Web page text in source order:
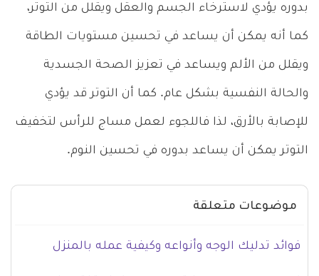
بدوره يؤدي لاسترخاء الجسم والعقل ويقلل من التوتر،
كما أنه يمكن أن يساعد في تحسين مستويات الطاقة
ويقلل من الألم ويساعد في تعزيز الصحة الجسدية
والحالة النفسية بشكل عام. كما أن التوتر قد يؤدي
للإصابة بالأرق، لذا فاللجوء لعمل مساج للرأس لتخفيف
التوتر يمكن أن يساعد بدوره في تحسين النوم.
موضوعات متعلقة
فوائد تدليك الوجه وأنواعه وكيفية عمله بالمنزل